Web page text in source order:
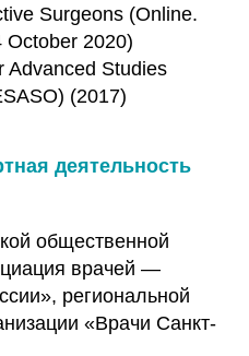
Surgeons (Online.
October 2020)
Advanced Studies
(2017)
деятельность
общественной
врачей —
региональной
«Врачи Санкт-